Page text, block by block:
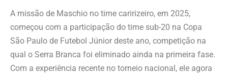
A missão de Maschio no time caririzeiro, em 2025,
começou com a participação do time sub-20 na Copa
São Paulo de Futebol Júnior deste ano, competição na
qual o Serra Branca foi eliminado ainda na primeira fase.
Com a experiência recente no torneio nacional, ele agora